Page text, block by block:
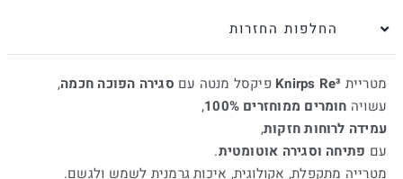
Knirps
Re³
החלפות החזרות
מטריית Knirps Re³ פיקסל מנטה עם סגירה הפוכה חכמה,
עשויה חומרים ממוחזרים 100%
,
עמידה לרוחות חזקות,
עם פתיחה וסגירה אוטומטית.
מטרייה מתקפלת, אקולוגית, איכות גרמנית לשמש ולגשם.